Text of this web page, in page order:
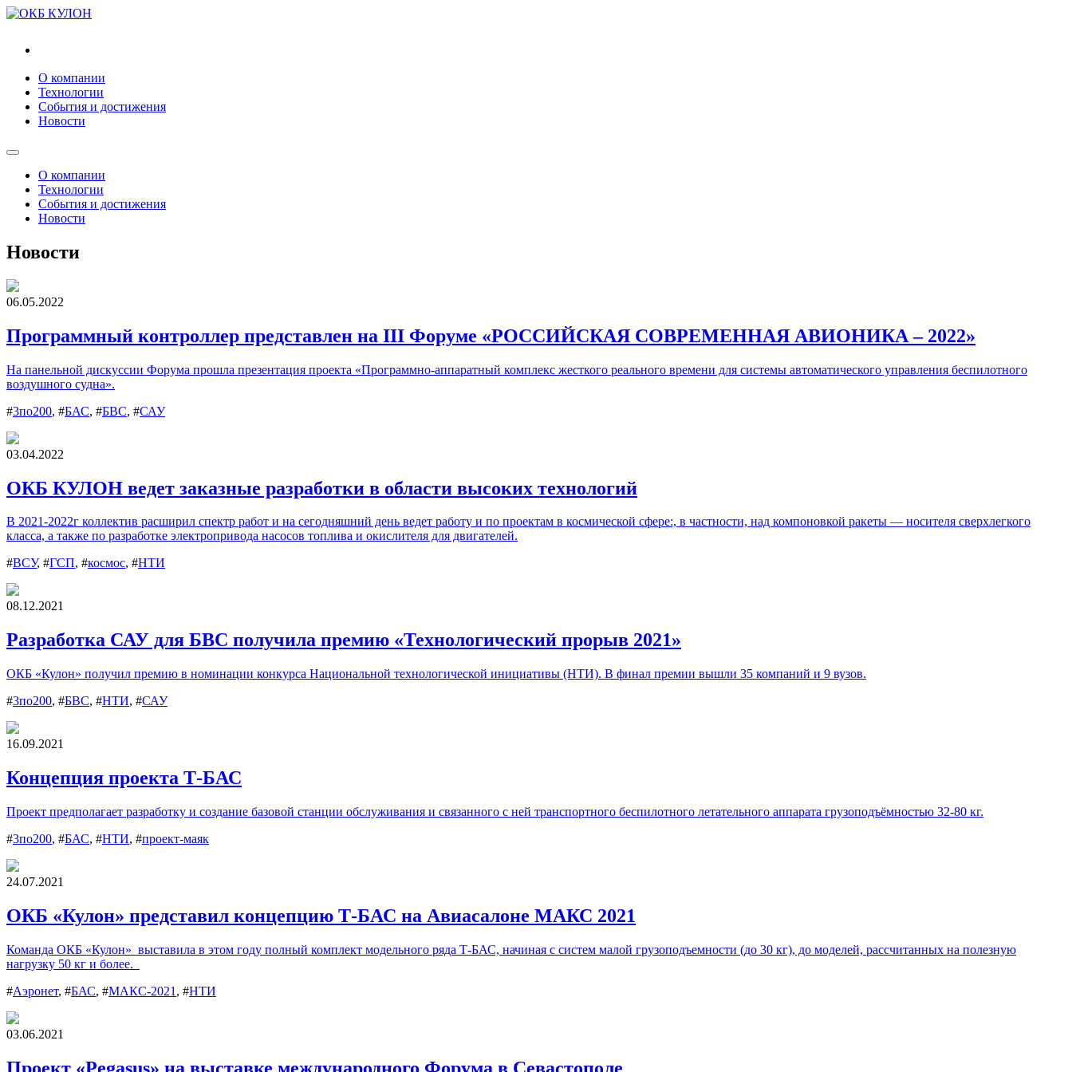
О компании
Технологии
События и достижения
Новости
О компании
Технологии
События и достижения
Новости
Новости
06.05.2022
Программный контроллер представлен на III Форуме «РОССИЙСКАЯ СОВРЕМЕННАЯ АВИОНИКА – 2022»
На панельной дискуссии Форума прошла презентация проекта «Программно-аппаратный комплекс жесткого реального времени для системы автоматического управления беспилотного
воздушного судна».
#3по200, #БАС, #БВС, #САУ
03.04.2022
ОКБ КУЛОН ведет заказные разработки в области высоких технологий
В 2021-2022г коллектив расширил спектр работ и на сегодняшний день ведет работу и по проектам в космической сфере:, в частности, над компоновкой ракеты — носителя сверхлегкого
класса, а также по разработке электропривода насосов топлива и окислителя для двигателей.
#ВСУ, #ГСП, #космос, #НТИ
08.12.2021
Разработка САУ для БВС получила премию «Технологический прорыв 2021»
ОКБ «Кулон» получил премию в номинации конкурса Национальной технологической инициативы (НТИ). В финал премии вышли 35 компаний и 9 вузов.
#3по200, #БВС, #НТИ, #САУ
16.09.2021
Концепция проекта Т-БАС
Проект предполагает разработку и создание базовой станции обслуживания и связанного с ней транспортного беспилотного летательного аппарата грузоподъёмностью 32-80 кг.
#3по200, #БАС, #НТИ, #проект-маяк
24.07.2021
ОКБ «Кулон» представил концепцию Т-БАС на Авиасалоне МАКС 2021
Команда ОКБ «Кулон» выставила в этом году полный комплект модельного ряда Т-БАС, начиная с систем малой грузоподъемности (до 30 кг), до моделей, рассчитанных на полезную
нагрузку 50 кг и более.
#Аэронет, #БАС, #МАКС-2021 , #НТИ
03.06.2021
Проект «Pegasus» на выставке международного Форума в Севастополе